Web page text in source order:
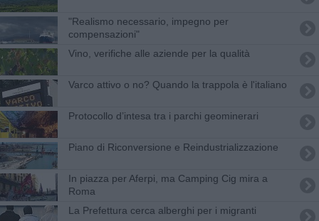
"Realismo necessario, impegno per
compensazioni"
Vino, verifiche alle aziende per la qualità
Varco attivo o no? Quando la trappola è l'italiano
Protocollo d’intesa tra i parchi geominerari
Piano di Riconversione e Reindustrializzazione
In piazza per Aferpi, ma Camping Cig mira a
Roma
La Prefettura cerca alberghi per i migranti